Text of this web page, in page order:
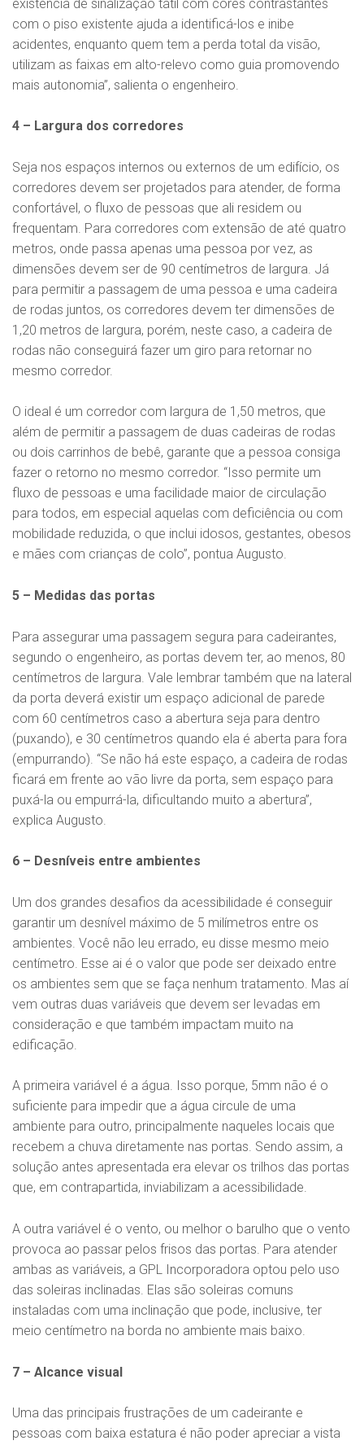
existência de sinalização tátil com cores contrastantes
com o piso existente ajuda a identificá-los e inibe
acidentes, enquanto quem tem a perda total da visão,
utilizam as faixas em alto-relevo como guia promovendo
mais autonomia”, salienta o engenheiro.
4 – Largura dos corredores
Seja nos espaços internos ou externos de um edifício, os
corredores devem ser projetados para atender, de forma
confortável, o fluxo de pessoas que ali residem ou
frequentam. Para corredores com extensão de até quatro
metros, onde passa apenas uma pessoa por vez, as
dimensões devem ser de 90 centímetros de largura. Já
para permitir a passagem de uma pessoa e uma cadeira
de rodas juntos, os corredores devem ter dimensões de
1,20 metros de largura, porém, neste caso, a cadeira de
rodas não conseguirá fazer um giro para retornar no
mesmo corredor.
O ideal é um corredor com largura de 1,50 metros, que
além de permitir a passagem de duas cadeiras de rodas
ou dois carrinhos de bebê, garante que a pessoa consiga
fazer o retorno no mesmo corredor. “Isso permite um
fluxo de pessoas e uma facilidade maior de circulação
para todos, em especial aquelas com deficiência ou com
mobilidade reduzida, o que inclui idosos, gestantes, obesos
e mães com crianças de colo”, pontua Augusto.
5 – Medidas das portas
Para assegurar uma passagem segura para cadeirantes,
segundo o engenheiro, as portas devem ter, ao menos, 80
centímetros de largura. Vale lembrar também que na lateral
da porta deverá existir um espaço adicional de parede
com 60 centímetros caso a abertura seja para dentro
(puxando), e 30 centímetros quando ela é aberta para fora
(empurrando). “Se não há este espaço, a cadeira de rodas
ficará em frente ao vão livre da porta, sem espaço para
puxá-la ou empurrá-la, dificultando muito a abertura”,
explica Augusto.
6 – Desníveis entre ambientes
Um dos grandes desafios da acessibilidade é conseguir
garantir um desnível máximo de 5 milímetros entre os
ambientes. Você não leu errado, eu disse mesmo meio
centímetro. Esse ai é o valor que pode ser deixado entre
os ambientes sem que se faça nenhum tratamento. Mas aí
vem outras duas variáveis que devem ser levadas em
consideração e que também impactam muito na
edificação.
A primeira variável é a água. Isso porque, 5mm não é o
suficiente para impedir que a água circule de uma
ambiente para outro, principalmente naqueles locais que
recebem a chuva diretamente nas portas. Sendo assim, a
solução antes apresentada era elevar os trilhos das portas
que, em contrapartida, inviabilizam a acessibilidade.
A outra variável é o vento, ou melhor o barulho que o vento
provoca ao passar pelos frisos das portas. Para atender
ambas as variáveis, a GPL Incorporadora optou pelo uso
das soleiras inclinadas. Elas são soleiras comuns
instaladas com uma inclinação que pode, inclusive, ter
meio centímetro na borda no ambiente mais baixo.
7 – Alcance visual
Uma das principais frustrações de um cadeirante e
pessoas com baixa estatura é não poder apreciar a vista